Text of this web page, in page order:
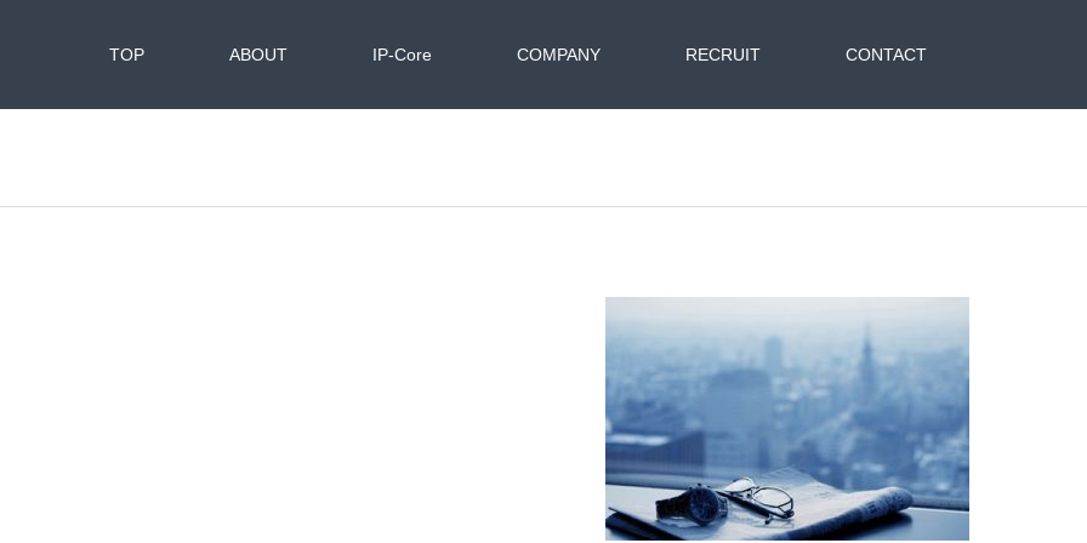
TOP ABOUT IP-Core COMPANY RECRUIT CONTACT